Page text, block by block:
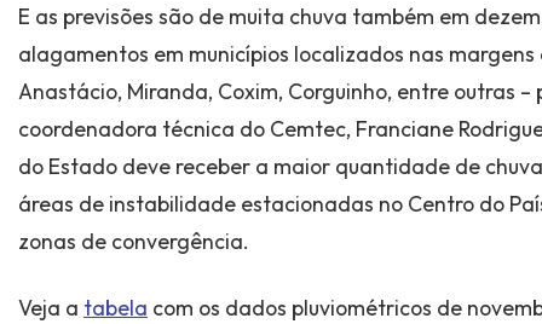
E as previsões são de muita chuva também em
alagamentos em municípios localizados nas
Anastácio, Miranda, Coxim, Corguinho, entre outras –
coordenadora técnica do Cemtec, Franciane
do Estado deve receber a maior quantidade de
áreas de instabilidade estacionadas no Centro do
zonas de convergência.
Veja a tabela com os dados pluviométricos de